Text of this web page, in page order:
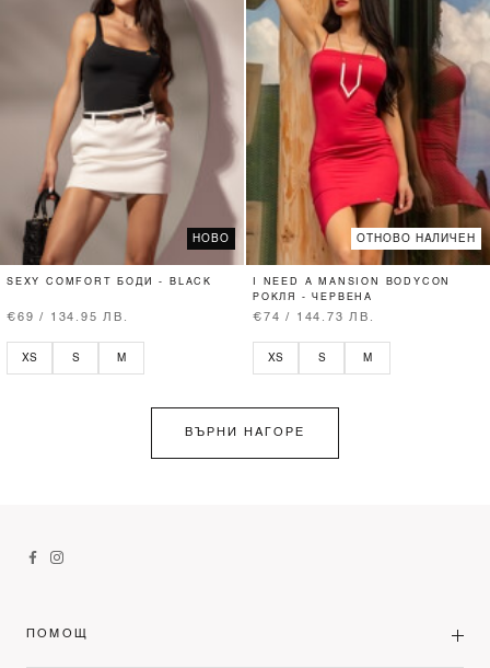
НОВО
SEXY COMFORT БОДИ - BLACK
€69 / 134.95 ЛВ.
XS S M
ОТНОВО НАЛИЧЕН
I NEED A MANSION BODYCON
РОКЛЯ - ЧЕРВЕНА
€74 / 144.73 ЛВ.
XS S M
ВЪРНИ НАГОРЕ
ПОМОЩ